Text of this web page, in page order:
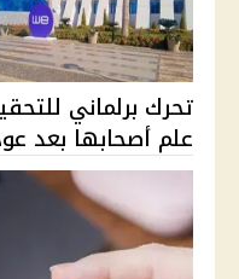
تحرك برلماني
علم أصحابها بعد